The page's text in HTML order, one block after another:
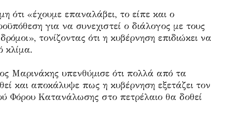
ότι «έχουμε επαναλάβει, το είπε και ο
για να συνεχιστεί ο διάλογος με τους
τονίζοντας ότι η κυβέρνηση επιδιώκει να
κλίμα.
Μαρινάκης υπενθύμισε ότι πολλά από τα
και αποκάλυψε πως η κυβέρνηση εξετάζει τον
Φόρου Κατανάλωσης στο πετρέλαιο θα δοθεί